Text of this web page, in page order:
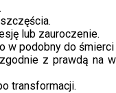
lub zauroczenie.
w podobny do śmierci
z prawdą na
transformacji.